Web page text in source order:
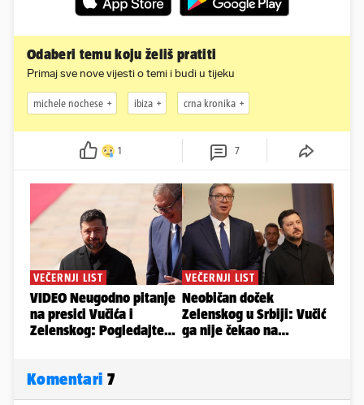
Odaberi temu koju želiš pratiti
Primaj sve nove vijesti o temi i budi u tijeku
michele nochese ibiza crna kronika
1 7
Komentari 7